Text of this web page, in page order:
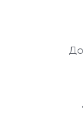
Бухгалтерия